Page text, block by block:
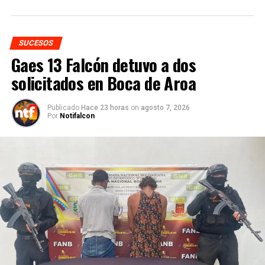
SUCESOS
Gaes 13 Falcón detuvo a dos
solicitados en Boca de Aroa
Publicado Hace 23 horas on agosto 7, 2026
Por Notifalcon